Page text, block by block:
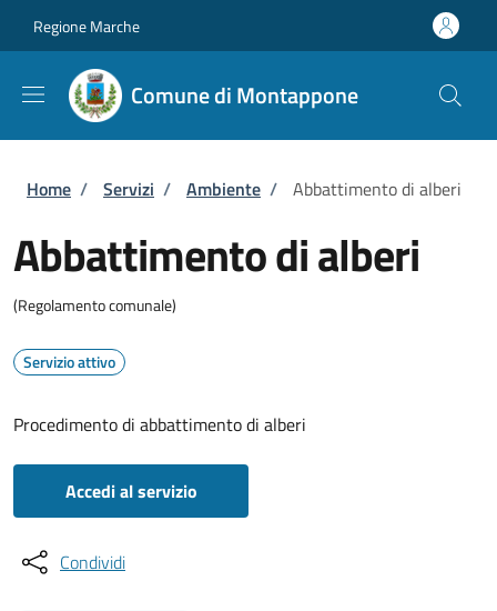
Regione Marche
Comune di Montappone
Briciole di pane
Home / Servizi / Ambiente / Abbattimento di alberi
Abbattimento di alberi
(Regolamento comunale)
Servizio attivo
Procedimento di abbattimento di alberi
Accedi al servizio
Condividi